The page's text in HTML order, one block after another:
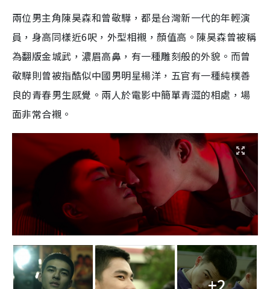
兩位男主角陳昊森和曾敬驊，都是台灣新一代的年輕演
員，身高同樣近6呎，外型相襯，顏值高。陳昊森曾被稱
為翻版金城武，濃眉高鼻，有一種雕刻般的外貌。而曾
敬驊則曾被指酷似中國男明星楊洋，五官有一種純樸善
良的青春男生感覺。兩人於電影中簡單青澀的相處，場
面非常合襯。